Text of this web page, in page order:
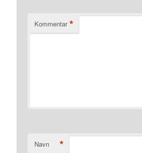
Kommentar *
Navn *